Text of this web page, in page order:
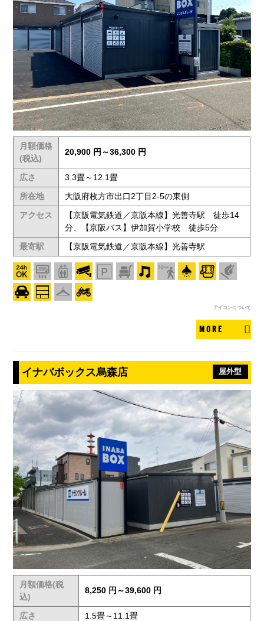
月額価格
(税込)
20,900 円～36,300 円
広さ
3.3畳～12.1畳
所在地
大阪府枚方市出口2丁目2-5の東側
アクセス
【京阪電気鉄道／京阪本線】光善寺駅 徒歩14
分、【京阪バス】伊加賀小学校 徒歩5分
最寄駅
【京阪電気鉄道／京阪本線】光善寺駅
アイコンについて
MORE
イナバボックス烏森店 屋外型
月額価格(税
込)
8,250 円～39,600 円
広さ
1.5畳～11.1畳